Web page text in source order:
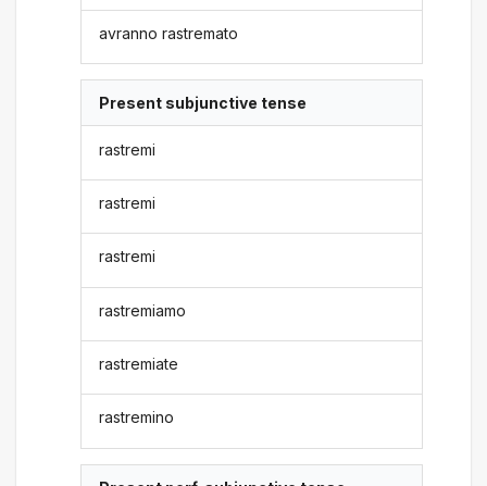
avranno rastremato
Present subjunctive tense
rastremi
rastremi
rastremi
rastremiamo
rastremiate
rastremino